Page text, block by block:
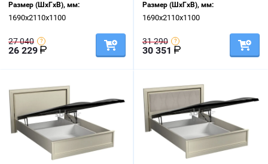
Размер (ШхГхВ), мм:
1690х2110х1100
27 040
26 229
Размер (ШхГхВ), мм:
1690х2110х1100
31 290
30 351